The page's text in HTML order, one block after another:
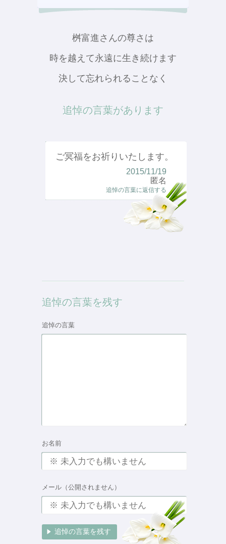
桝富進さんの尊さは
時を越えて永遠に生き続けます
決して忘れられることなく
追悼の言葉があります
ご冥福をお祈りいたします。
2015/11/19
匿名
追悼の言葉に返信する
追悼の言葉を残す
追悼の言葉
お名前
メール（公開されません）